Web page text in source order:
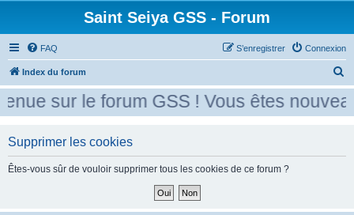
Saint Seiya GSS - Forum
FAQ Connexion
S’enregistrer
Index du forum
e
c
sur le forum GSS ! Vous êtes
Supprimer les cookies
Êtes-vous sûr de vouloir supprimer tous les cookies de ce forum ?